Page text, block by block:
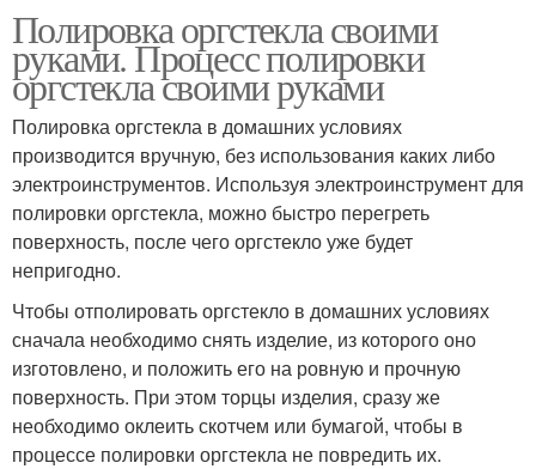
Полировка оргстекла своими
руками. Процесс полировки
оргстекла своими руками
Полировка оргстекла в домашних условиях
производится вручную, без использования каких либо
электроинструментов. Используя электроинструмент для
полировки оргстекла, можно быстро перегреть
поверхность, после чего оргстекло уже будет
непригодно.
Чтобы отполировать оргстекло в домашних условиях
сначала необходимо снять изделие, из которого оно
изготовлено, и положить его на ровную и прочную
поверхность. При этом торцы изделия, сразу же
необходимо оклеить скотчем или бумагой, чтобы в
процессе полировки оргстекла не повредить их.